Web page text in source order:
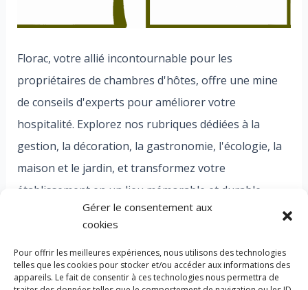
Gérer le consentement aux
cookies
Pour offrir les meilleures expériences, nous utilisons des technologies
telles que les cookies pour stocker et/ou accéder aux informations des
appareils. Le fait de consentir à ces technologies nous permettra de
Florac, votre allié incontournable pour les
propriétaires de chambres d'hôtes, offre une mine
de conseils d'experts pour améliorer votre
hospitalité. Explorez nos rubriques dédiées à la
gestion, la décoration, la gastronomie, l'écologie, la
maison et le jardin, et transformez votre
établissement en un lieu mémorable et durable.
Bienvenue dans l'univers Florac, où chaque détail